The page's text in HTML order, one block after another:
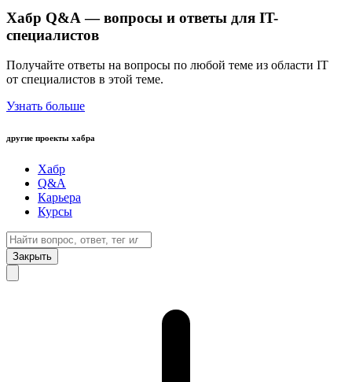
Хабр Q&A — вопросы и ответы для IT-
специалистов
Получайте ответы на вопросы по любой теме из области IT
от специалистов в этой теме.
Узнать больше
другие проекты хабра
Хабр
Q&A
Карьера
Курсы
Закрыть